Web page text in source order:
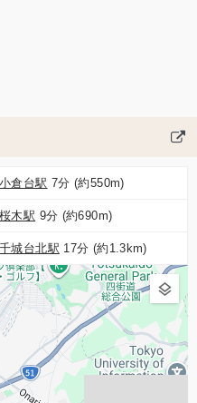
小倉台駅 7分 (約550m)
桜木駅 9分 (約690m)
千城台北駅 17分 (約1.3km)